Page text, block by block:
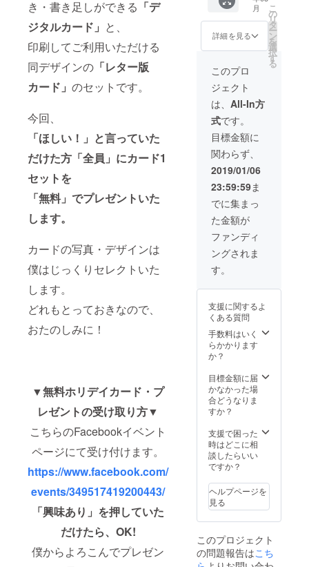
き・書き足しができる 「デ
ジタルカード」 と、
印刷してご利用いただける
同デザインの 「レター版
カード」 のセットです。
今回、
「ほしい！」と言っていた
だけた方「全員」にカード1
セットを
「無料」でプレゼントいた
します。
カードの写真・デザインは
僕はじっくりセレクトいた
します。
どれもとっておきなので、
おたのしみに！
▼無料ホリデイカード・プ
レゼントの受け取り方▼
こちらのFacebookイベント
ページにて受け付けます。
https://www.facebook.com/
events/349517419200443/
「興味あり 」 を押していた
だけたら、OK!
僕からよろこんでプレゼン
築!」
「中世
の空気
「なん
か知ら
んけど
無茶し
た写真
よろし
くっ」
あなた
のクリ
エイ
ティビ
ティ次
第で
す。な
んでも
かまい
ませ
ん。ご
よう全
力で僕
もクリ
エイ
ティブ
に撮っ
。！ 写
真は後
日高品
をお届
けしま
す。 ※
限定30
ン限定
「おつ
かい」
旅写真
（リ
ターンB
同様）
・パト
ロンの
方の
ポート
レート
を撮影
（関東
限定*）
帰国
後、素
敵なあ
なたの
撮影を
させて
くださ
い。も
緒に撮
きま
しょ
う！直
接のお
礼と、
のお返
しをさ
せてく
ださい
基本的
に関東
（東京
近辺）
すが、
エリア
はでき
るだけ
対応で
きれば
と思っ
月
詳細を見る
こ
の
リ
タ
ー
ン
を
選
択
す
る
このプロ
ジェクト
は、 All-In方
式です。
目標金額に
関わらず、
2019/01/06
23:59:59ま
でに集まっ
た金額が
ファンディ
ングされま
す。
支援に関するよ
くある質問
手数料はいく
らかかります
か？
目標金額に届
かなかった場
合どうなりま
すか？
支援で困った
時はどこに相
談したらいい
ですか？
ヘルプページを
見る
このプロジェクト
の問題報告はこち